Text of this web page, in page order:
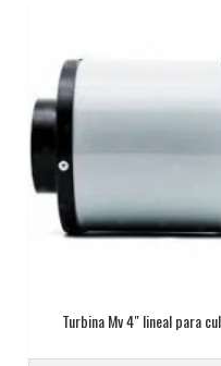
Turbina Mv 4″ lineal para